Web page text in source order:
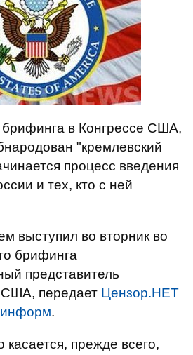
брифинга в Конгрессе США,
"кремлевский
процесс введения
и тех, кто с ней
выступил во вторник во
брифинга
представитель
США, передает Цензор.НЕТ
.
касается, прежде всего,